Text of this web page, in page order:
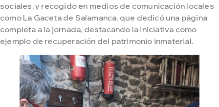
sociales, y recogido en medios de comunicación locales
como La Gaceta de Salamanca, que dedicó una página
completa a la jornada, destacando la iniciativa como
ejemplo de recuperación del patrimonio inmaterial.